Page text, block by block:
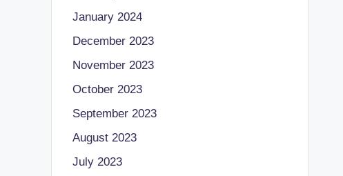
January 2024
December 2023
November 2023
October 2023
September 2023
August 2023
July 2023